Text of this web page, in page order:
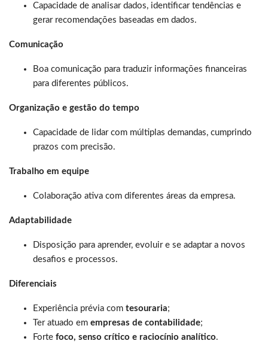
Capacidade de analisar dados, identificar tendências e
gerar recomendações baseadas em dados.
Comunicação
Boa comunicação para traduzir informações financeiras
para diferentes públicos.
Organização e gestão do tempo
Capacidade de lidar com múltiplas demandas, cumprindo
prazos com precisão.
Trabalho em equipe
Colaboração ativa com diferentes áreas da empresa.
Adaptabilidade
Disposição para aprender, evoluir e se adaptar a novos
desafios e processos.
Diferenciais
Experiência prévia com tesouraria;
Ter atuado em empresas de contabilidade;
Forte foco, senso crítico e raciocínio analítico.